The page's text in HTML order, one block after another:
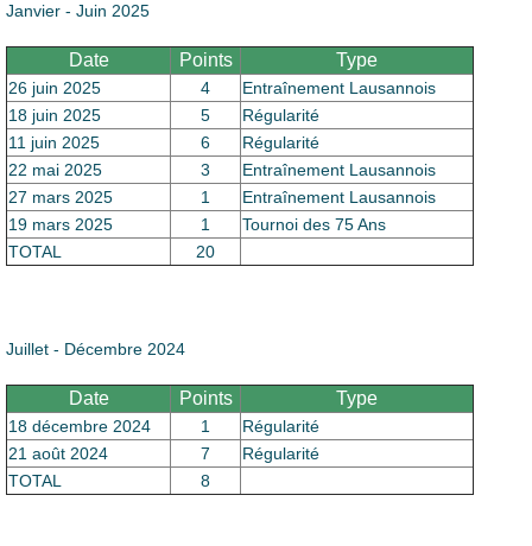
Janvier - Juin 2025
Date Points Type
26 juin 2025 4
Entraînement Lausannois
18 juin 2025
5
Régularité
11 juin 2025
6
Régularité
22 mai 2025
3
Entraînement Lausannois
27 mars 2025
1
Entraînement Lausannois
19 mars 2025
1
Tournoi des 75 Ans
TOTAL
20
Juillet - Décembre 2024
Date Points Type
18 décembre 2024 1
Régularité
21 août 2024
7
Régularité
TOTAL
8